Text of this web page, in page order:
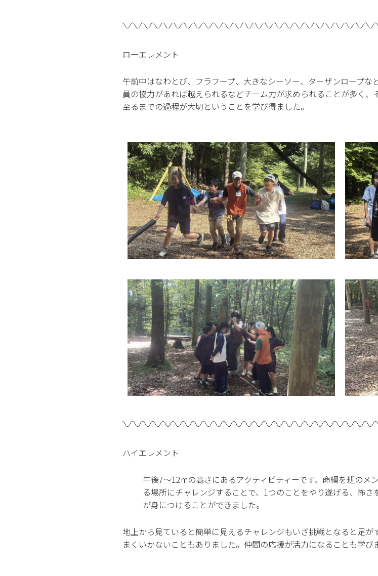
ローエレメント
午前中はなわとび、フラフープ、大きなシーソー、ターザンロープ
員の協力があれば越えられるなどチーム力が求められることが多く
至るまでの過程が大切ということを学び得ました。
ハイエレメント
午後7〜12mの高さにあるアクティビティーです。命綱を班のメ
る場所にチャレンジすることで、1つのことをやり遂げる、怖さ
が身につけることができました。
地上から見ていると簡単に見えるチャレンジもいざ挑戦となると足
まくいかないこともありました。仲間の応援が活力になることも学び